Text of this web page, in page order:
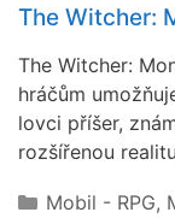
The Witcher:
The Witcher:
hráčům
lovci příšer,
rozšířenou
Rubriky
Mobil - RPG,